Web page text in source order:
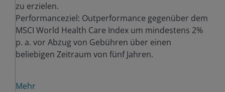
zu erzielen.
Performanceziel: Outperformance gegenüber dem
MSCI World Health Care Index um mindestens 2%
p. a. vor Abzug von Gebühren über einen
beliebigen Zeitraum von fünf Jahren.
Mehr